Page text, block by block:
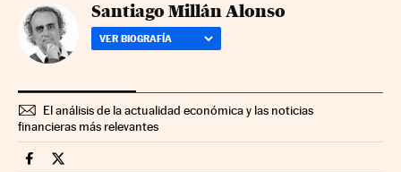
Santiago Millán Alonso
VER BIOGRAFÍA
El análisis de la actualidad económica y las noticias
financieras más relevantes
Companias Cinco Días en Facebook
Companias Cinco Días en Twitter